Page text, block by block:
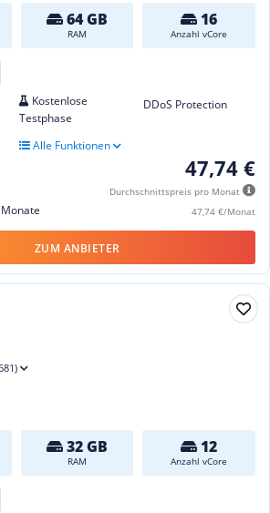
64 GB
RAM
16
Anzahl vCore
Kostenlose
Testphase
DDoS Protection
Alle Funktionen
47,74 €
Durchschnittspreis pro Monat
47,74 €/Monat
ZUM ANBIETER
32 GB
RAM
12
Anzahl vCore